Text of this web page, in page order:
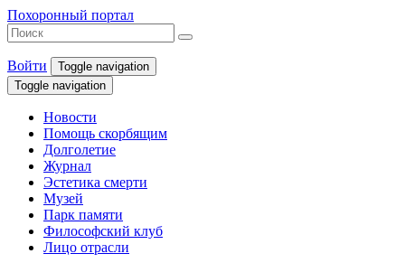
Похоронный портал
Войти
Toggle navigation
Toggle navigation
Новости
Помощь скорбящим
Долголетие
Журнал
Эстетика смерти
Музей
Парк памяти
Философский клуб
Лицо отрасли